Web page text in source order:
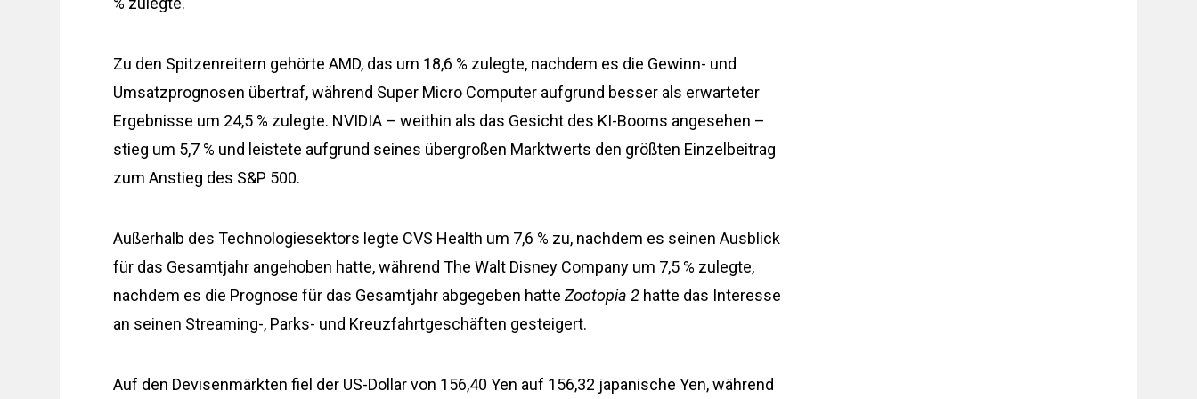
Zu den Spitzenreitern gehörte AMD, das um 18,6 % zulegte, nachdem es die Gewinn- und
Umsatzprognosen übertraf, während Super Micro Computer aufgrund besser als erwarteter
Ergebnisse um 24,5 % zulegte. NVIDIA – weithin als das Gesicht des KI-Booms angesehen –
stieg um 5,7 % und leistete aufgrund seines übergroßen Marktwerts den größten Einzelbeitrag
zum Anstieg des S&P 500.
Außerhalb des Technologiesektors legte CVS Health um 7,6 % zu, nachdem es seinen Ausblick
für das Gesamtjahr angehoben hatte, während The Walt Disney Company um 7,5 % zulegte,
nachdem es die Prognose für das Gesamtjahr abgegeben hatteZootopia 2 hatte das Interesse
an seinen Streaming-, Parks- und Kreuzfahrtgeschäften gesteigert.
Auf den Devisenmärkten fiel der US-Dollar von 156,40 Yen auf 156,32 japanische Yen, während